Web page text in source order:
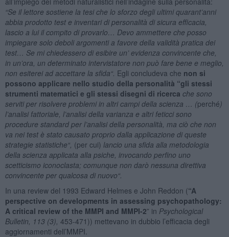
“Se il lettore sostiene la tesi che lo sforzo degli ultimi quarant’anni
abbia prodotto test e inventari di personalità di sicura efficacia,
lascio a lui il compito di provarlo… Devo ammettere che posso
impiegare solo deboli argomenti a favore della validità pratica dei
test… Se mi chiedessero di esibire un’ evidenza convincente che,
in un’ora, un determinato intervistatore non può fare bene e meglio,
non esiterei ad accettare la sfida“. Egli concludeva che non si
possono applicare nello studio della personalità “gli stessi
strumenti matematici e gli stessi disegni di ricerca che sono
serviti per risolvere problemi in altri campi della scienza … (perché)
l’analisi fattoriale, l’analisi della varianza e altri feticci sono
procedure standard per l’analisi della personalità, ma ciò che non
va nei test è stato causato proprio dalla applicazione di queste
strategie statistiche“, (per cui) lancio una sfida alla metodologia
della scienza applicata alla psiche, invocando perfino uno
scetticismo iconoclasta; comunque non darò nessuna direttiva
convincente per qualcosa di nuovo“.
In una review del 1993 Edward Helmes e John Reddon (“A
perspective on developments in assessing psychopathology:
A critical review of the MMPI and MMPI-2” in Psychological
Bulletin, 113 (3) 453-471)) mettevano in dubbio l’efficacia degli
aggiornamenti dell’MMPI.